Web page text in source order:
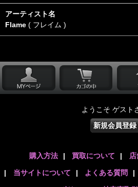
アーティスト名
Flame ( フレイム )
ようこそ ゲスト
新規会員登録
購入方法 | 買取について |
| 当サイトについて | よくある質問 |